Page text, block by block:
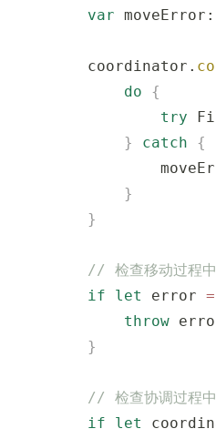
        var
moveError:
        coordinator.
            do
{
                try
            }
catch {
            }
        }
// 检查移动过程中
        if
let error =
            throw
        }
// 检查协调过程中
        if
let